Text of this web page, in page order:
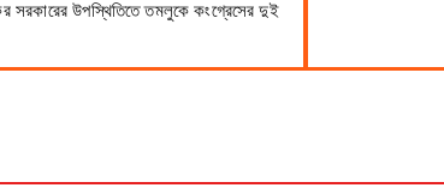
সরকারের উপস্থিতিতে তমলুকে কংগ্রেসের দুই